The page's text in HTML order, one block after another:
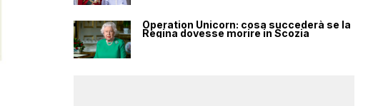
Operation Unicorn: cosa succederà se la
Regina dovesse morire in Scozia